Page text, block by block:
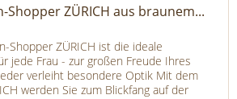
Shopper ZÜRICH aus braunem...
Shopper ZÜRICH ist die ideale
jede Frau - zur großen Freude Ihres
verleiht besondere Optik Mit dem
werden Sie zum Blickfang auf der